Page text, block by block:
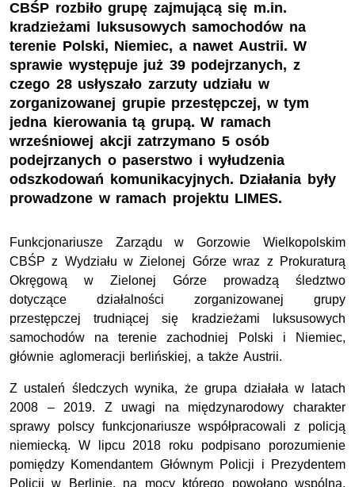
CBŚP rozbiło grupę zajmującą się m.in.
kradzieżami luksusowych samochodów na
terenie Polski, Niemiec, a nawet Austrii. W
sprawie występuje już 39 podejrzanych, z
czego 28 usłyszało zarzuty udziału w
zorganizowanej grupie przestępczej, w tym
jedna kierowania tą grupą. W ramach
wrześniowej akcji zatrzymano 5 osób
podejrzanych o paserstwo i wyłudzenia
odszkodowań komunikacyjnych. Działania były
prowadzone w ramach projektu LIMES.
Funkcjonariusze Zarządu w Gorzowie Wielkopolskim
CBŚP z Wydziału w Zielonej Górze wraz z Prokuraturą
Okręgową w Zielonej Górze prowadzą śledztwo
dotyczące działalności zorganizowanej grupy
przestępczej trudniącej się kradzieżami luksusowych
samochodów na terenie zachodniej Polski i Niemiec,
głównie aglomeracji berlińskiej, a także Austrii.
Z ustaleń śledczych wynika, że grupa działała w latach
2008 – 2019. Z uwagi na międzynarodowy charakter
sprawy polscy funkcjonariusze współpracowali z policją
niemiecką. W lipcu 2018 roku podpisano porozumienie
pomiędzy Komendantem Głównym Policji i Prezydentem
Policji w Berlinie, na mocy którego powołano wspólną,